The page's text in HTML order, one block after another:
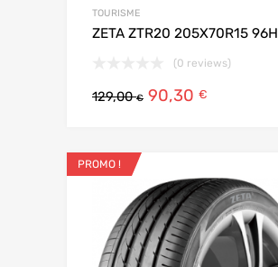
TOURISME
ZETA ZTR20 205X70R15 96H
(0 reviews)
129,00€ 90,30 €
PROMO !